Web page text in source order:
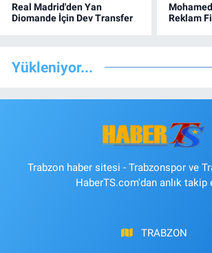
Real Madrid'den Yan
Diomande İçin Dev Transfer
Reklam
Yükleniyor...
Trabzon haber sitesi - Trabzonspor ve
HaberTS.com'dan anlık takip
TRABZON